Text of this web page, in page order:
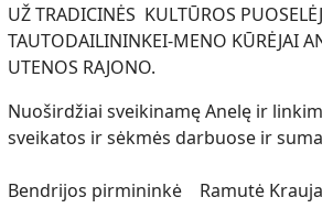
UŽ TRADICINĖS KULTŪROS
TAUTODAILININKEI-MENO KŪRĖJAI
UTENOS RAJONO.
Nuoširdžiai sveikinamę Anelę ir
sveikatos ir sėkmės darbuose ir
Bendrijos pirmininkė Ramutė